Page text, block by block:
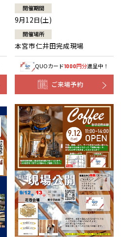
開催期間
9月12日(土)
開催場所
本宮市仁井田完成現場
QUOカード1000円分進呈中！
ご来場予約